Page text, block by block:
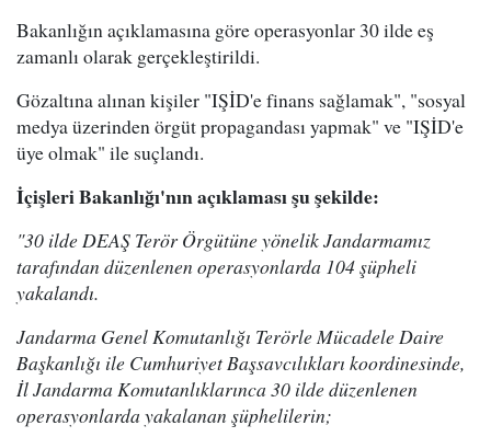
Bakanlığın açıklamasına göre operasyonlar 30 ilde eş
zamanlı olarak gerçekleştirildi.
Gözaltına alınan kişiler "IŞİD'e finans sağlamak", "sosyal
medya üzerinden örgüt propagandası yapmak" ve "IŞİD'e
üye olmak" ile suçlandı.
İçişleri Bakanlığı'nın açıklaması şu şekilde:
"30 ilde DEAŞ Terör Örgütüne yönelik Jandarmamız
tarafından düzenlenen operasyonlarda 104 şüpheli
yakalandı.
Jandarma Genel Komutanlığı Terörle Mücadele Daire
Başkanlığı ile Cumhuriyet Başsavcılıkları koordinesinde,
İl Jandarma Komutanlıklarınca 30 ilde düzenlenen
operasyonlarda yakalanan şüphelilerin;